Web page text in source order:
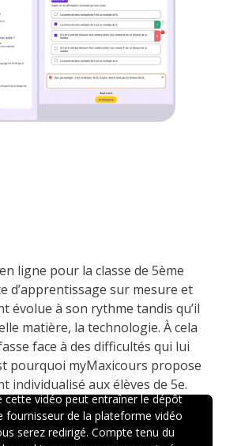
ligne pour la classe de 5ème
d’apprentissage sur mesure et
évolue à son rythme tandis qu’il
matière, la technologie. À cela
face à des difficultés qui lui
pourquoi myMaxicours propose
individualisé aux élèves de 5e.
cette vidéo peut entraîner le dépôt
fournisseur de la plateforme vidéo
serez redirigé. Compte tenu du